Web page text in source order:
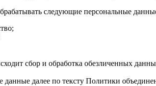
следующие персональные
сбор и обработка обезличенных
далее по тексту Политики